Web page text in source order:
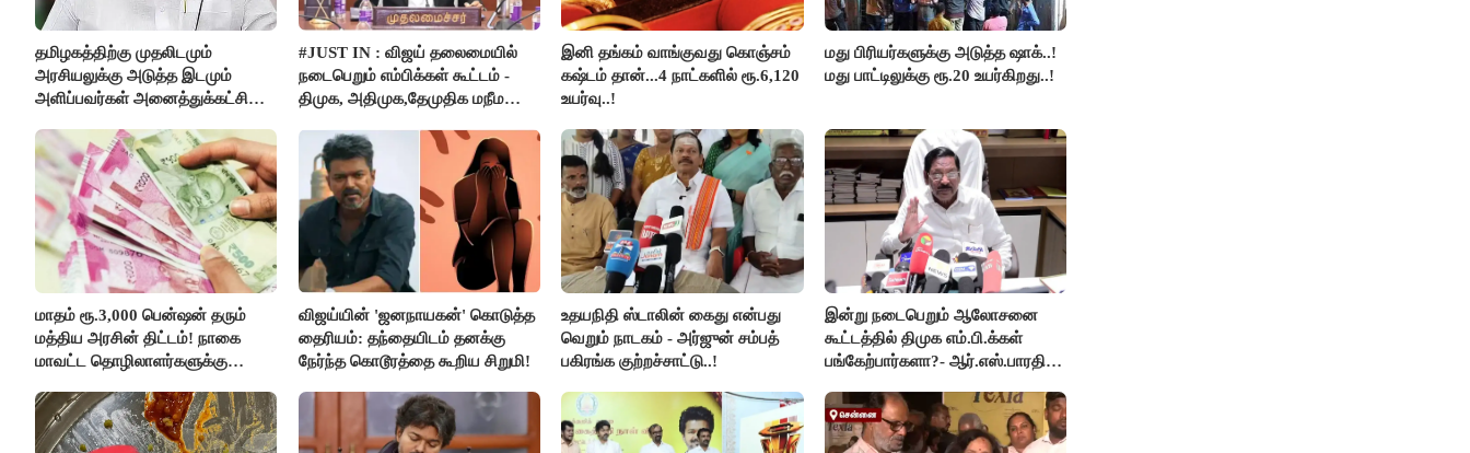
தமிழகத்திற்கு முதலிடமும்
அரசியலுக்கு அடுத்த இடமும்
அளிப்பவர்கள் அனைத்துக்கட்சி
- மாணிக்கம் தாகூர்..!!
#JUST IN : விஜய் தலைமையில்
நடைபெறும் எம்பிக்கள் கூட்டம் -
திமுக, அதிமுக,தேமுதிக மநீம
இனி தங்கம் வாங்குவது கொஞ்சம்
கஷ்டம் தான்...4 நாட்களில் ரூ.6,120
உயர்வு..!
மது பிரியர்களுக்கு அடுத்த ஷாக்..!
மது பாட்டிலுக்கு ரூ.20 உயர்கிறது..!
மாதம் ரூ.3,000 பென்ஷன் தரும்
மத்திய அரசின் திட்டம்! நாகை
மாவட்ட தொழிலாளர்களுக்கு
செய்தி!
விஜய்யின் 'ஜனநாயகன்' கொடுத்த
தைரியம்: தந்தையிடம் தனக்கு
நேர்ந்த கொடூரத்தை கூறிய சிறுமி!
உதயநிதி ஸ்டாலின் கைது என்பது
வெறும் நாடகம் - அர்ஜுன் சம்பத்
பகிரங்க குற்றச்சாட்டு..!
இன்று நடைபெறும் ஆலோசனை
கூட்டத்தில் திமுக எம்.பி.க்கள்
பங்கேற்பார்களா?- ஆர்.எஸ்.பாரதி